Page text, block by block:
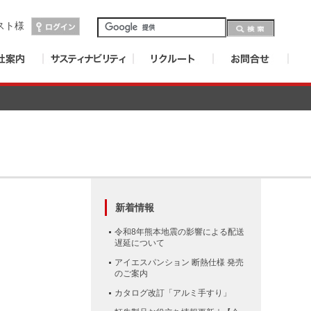
ト様
新着情報
令和8年熊本地震の影響による配送
遅延について
アイエスパンション 断熱仕様 発売
のご案内
カタログ改訂「アルミ手すり」